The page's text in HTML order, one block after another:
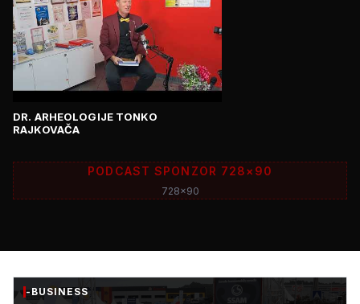
DR. ARHEOLOGIJE TONKO
RAJKOVAČA
PODCAST SPONZOR 728×90
728x90
-BUSINESS